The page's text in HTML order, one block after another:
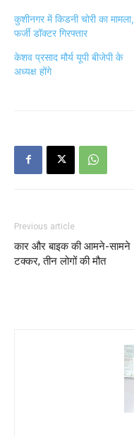
कुशीनगर में किडनी चोरी का मामला,
फर्जी डॉक्टर गिरफ्तार
केशव प्रसाद मौर्य यूपी बीजेपी के
अध्यक्ष होंगे
Previous article
कार और बाइक की आमने-सामने
टक्कर, तीन लोगों की मौत